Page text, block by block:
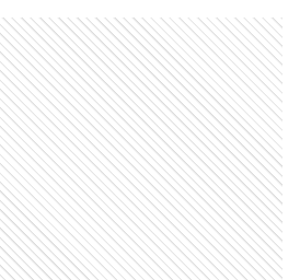
a los usuarios las
saber que son ajeno a lo